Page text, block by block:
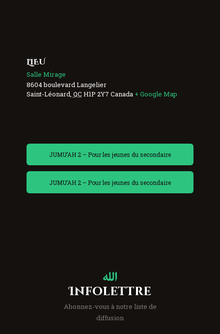
LIEU
Salle Mirage
8604 boulevard Langelier
Saint-Léonard QC H1P 2Y7 Canada + Google Map
JUMU’AH 2 – Pour les jeunes du secondaire
JUMU’AH 2 – Pour les jeunes du secondaire
Infolettre
Abonnez-vous à notre liste de
diffusion